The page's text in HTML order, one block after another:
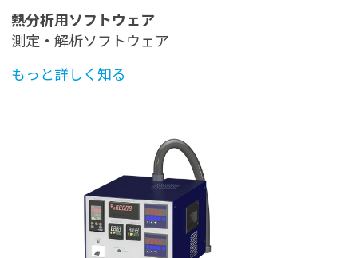
熱分析用ソフトウェア
測定・解析ソフトウェア
もっと詳しく知る